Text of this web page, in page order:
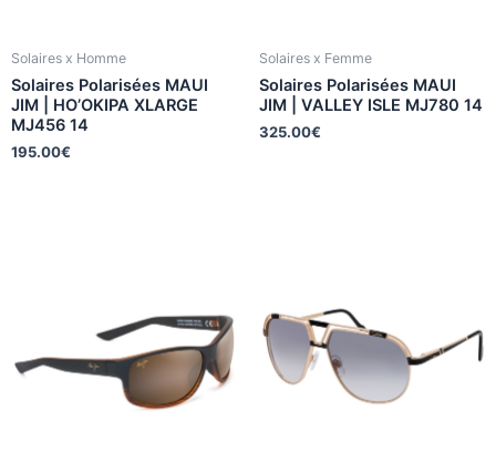
Solaires x Homme
Solaires Polarisées MAUI
JIM | HO’OKIPA XLARGE
MJ456 14
195.00€
Solaires x Femme
Solaires Polarisées MAUI
JIM | VALLEY ISLE MJ780 14
325.00€